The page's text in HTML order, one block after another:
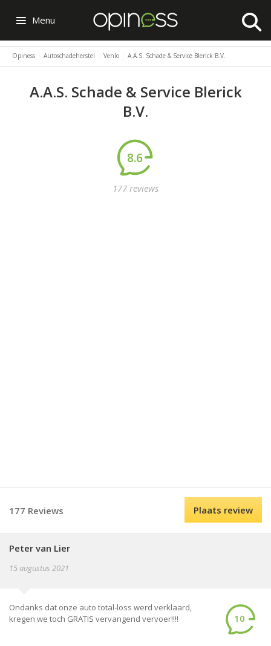
Menu
Opiness Autoschadeherstel Venlo A.A.S. Schade & Service Blerick B.V.
A.A.S. Schade & Service Blerick
B.V.
8.6
177 reviews
177 Reviews Plaats review
Peter van Lier
15 augustus 2021
Ondanks dat onze auto total-loss werd verklaard,
kregen we toch GRATIS vervangend vervoer!!!!
10